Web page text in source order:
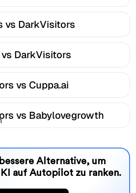
vs DarkVisitors
DarkVisitors
vs Cuppa.ai
vs Babylovegrowth
Alternative, um
KI auf Autopilot zu ranken.